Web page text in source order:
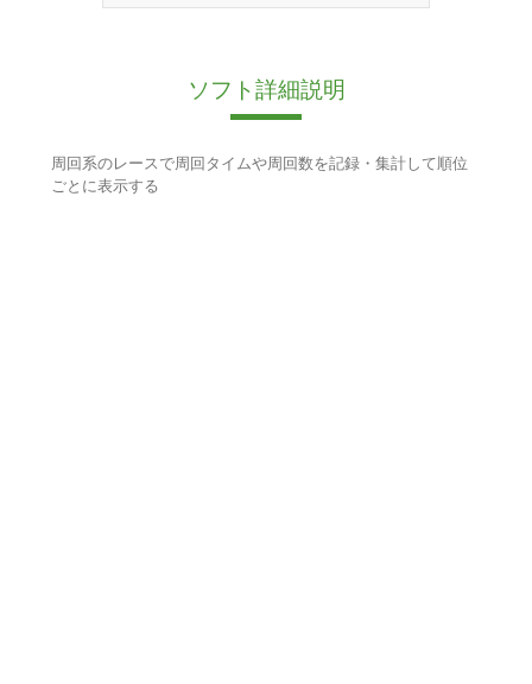
ソフト詳細説明
周回系のレースで周回タイムや周回数を記録・集計して順位
ごとに表示する